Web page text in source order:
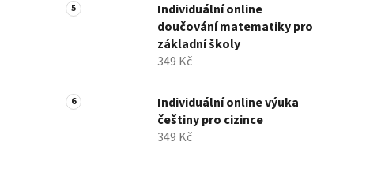
Individuální online
doučování matematiky pro
základní školy
349 Kč
Individuální online výuka
češtiny pro cizince
349 Kč